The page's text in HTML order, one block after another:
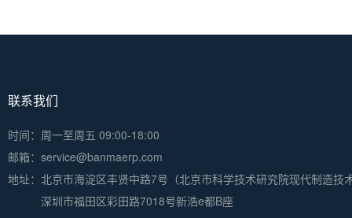
联系我们
时间：周一至周五 09:00-18:00
邮箱：service@banmaerp.com
地址： 北京市海淀区丰贤中路7号（北京市科学技术研究院现代制造技
深圳市福田区彩田路7018号新浩e都B座